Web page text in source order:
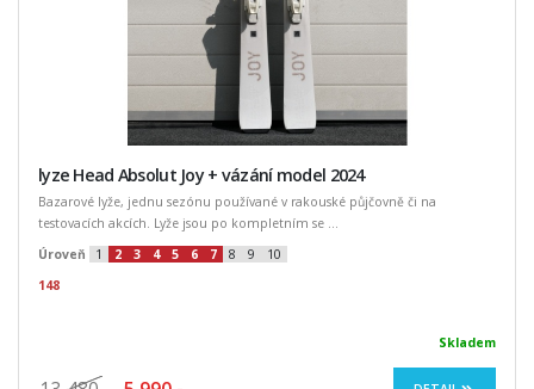
lyze Head Absolut Joy + vázání model 2024
Bazarové lyže, jednu sezónu používané v rakouské půjčovně či na
testovacích akcích. Lyže jsou po kompletním se ...
Úroveň
1 2 3 4 5 6 7 8 9
10
148
Skladem